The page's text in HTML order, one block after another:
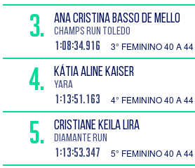
3. ANA CRISTINA BASSO DE MELLO
CHAMPS RUN TOLEDO
1:08:34.916 3° FEMININO 40 A
4. KÁTIA ALINE KAISER
YARA
1:13:51.163 4° FEMININO 40 A
5. CRISTIANE KEILA LIRA
DIAMANTE RUN
1:13:53.347 5° FEMININO 40 A